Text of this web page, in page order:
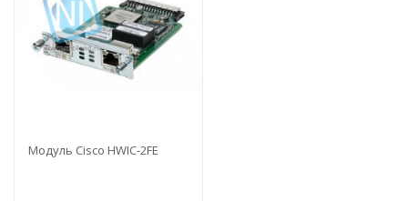
Модуль Cisco HWIC-2FE